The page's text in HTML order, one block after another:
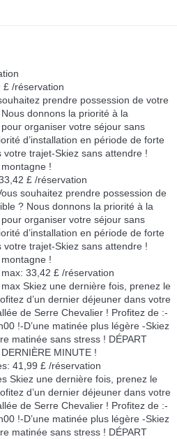
£ /réservation
prendre possession de votre
donnons la priorité à la
organiser votre séjour sans
d’installation en période de forte
trajet-Skiez sans attendre !
!
£ /réservation
souhaitez prendre possession de
? Nous donnons la priorité à la
organiser votre séjour sans
d’installation en période de forte
trajet-Skiez sans attendre !
!
33,42 £ /réservation
Skiez une dernière fois, prenez le
d’un dernier déjeuner dans votre
de Serre Chevalier ! Profitez de :-
!-D’une matinée plus légère -Skiez
matinée sans stress ! DÉPART
MINUTE !
41,99 £ /réservation
Skiez une dernière fois, prenez le
d’un dernier déjeuner dans votre
de Serre Chevalier ! Profitez de :-
!-D’une matinée plus légère -Skiez
matinée sans stress ! DÉPART